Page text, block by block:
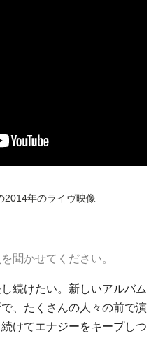
2014年のライヴ映像
聞かせてください。
続けたい。新しいアルバム
、たくさんの人々の前で演
けてエナジーをキープしつ